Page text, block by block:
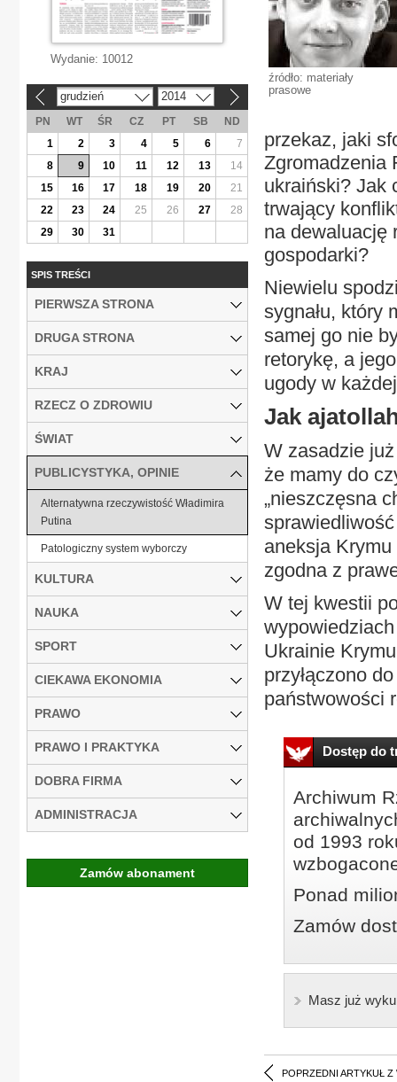
źródło: materiały
prasowe
przekaz, jaki
Zgromadzenia
ukraiński? Jak
trwający
na dewaluację
gospodarki?
Niewielu
sygnału, który
samej go nie
retorykę, a
ugody w
Jak
W zasadzie
że mamy do
„nieszczęsna
aneksja Krymu
zgodna z
W tej kwestii
Ukrainie
przyłączono
państwowości
Dostęp do
Archiwum
od 1993
Ponad
Zamów
Masz już
POPRZEDNI ARTYKUŁ Z
Wydanie: 10012
grudzień 2014
PN WT ŚR CZ PT SB
ND
1
2 3 4 5 6
7
8
9 10 11 12 13
14
15
16 17 18 19 20
21
22
23 24 25 26 27
28
29
30 31
SPIS TREŚCI
PIERWSZA STRONA
DRUGA STRONA
KRAJ
RZECZ O ZDROWIU
ŚWIAT
PUBLICYSTYKA, OPINIE
Alternatywna rzeczywistość Władimira
Putina
Patologiczny system wyborczy
KULTURA
NAUKA
SPORT
CIEKAWA EKONOMIA
PRAWO
PRAWO I PRAKTYKA
DOBRA FIRMA
ADMINISTRACJA
Zamów abonament